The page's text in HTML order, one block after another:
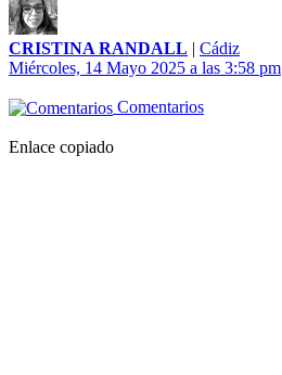
CRISTINA RANDALL | Cádiz
Miércoles, 14 Mayo 2025 a las 3:58 pm
Comentarios
Enlace copiado